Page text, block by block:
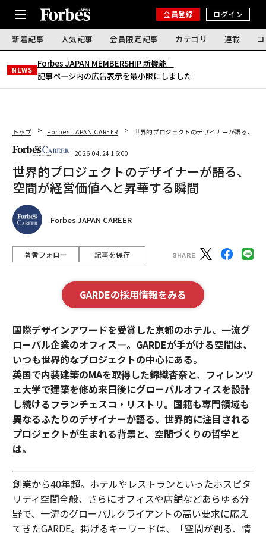
会員登録 ログイン
新着記事 人気記事 会員限定記事 カテゴリ 連載
NEWS
Forbes JAPAN MEMBERSHIP 新機能｜
記事ページ内の広告表示を最小限にしました
トップ Forbes JAPAN CAREER 世界的プロジェクトのデザイナーが語る、空
2026.04.24 16:00
世界的プロジェクトのデザイナーが語る、
空間が経営価値へと昇華する瞬間
Forbes JAPAN CAREER
著者フォロー 記事を保存
GARDEの採用情報をみる
国際デザインアワードを受賞した京都のホテル、一流グ
ローバル企業のオフィス—。GARDEが手がける空間は、
いつも世界的なプロジェクトの中心にある。
英国で内装建築のMAを取得した錦織杏奈と、フィレンツ
ェ大学で建築を修め来日後にグローバルオフィスを設計
し続けるフランチェスコ・リストリ。国籍も専門領域も
異なるふたりのデザイナーが語る、世界的に注目される
プロジェクトが生まれる背景と、空間づくりの哲学と
は。
創業から40年超。ホテルやレストランといったホスピタ
リティ空間全般、さらにオフィスや店舗などあらゆる分
野で、一流のグローバルクライアントの高い要求に応え
てきたGARDE。掲げるキーワードは、「空間が創る、情